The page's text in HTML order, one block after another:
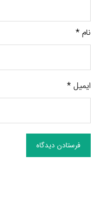
نام*
ایمیل*
فرستادن دیدگاه